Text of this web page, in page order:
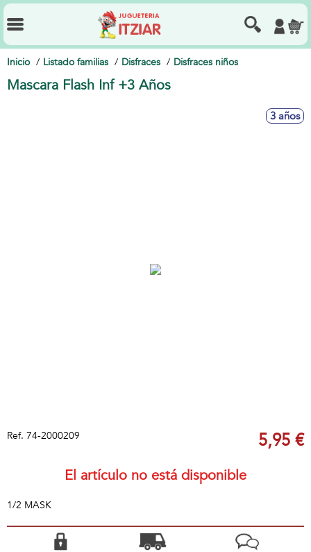
Inicio Listado familias Disfraces Disfraces niños
Mascara Flash Inf +3 Años
3 años
Ref. 74-2000209 5,95 €
El artículo no está disponible
1/2 MASK